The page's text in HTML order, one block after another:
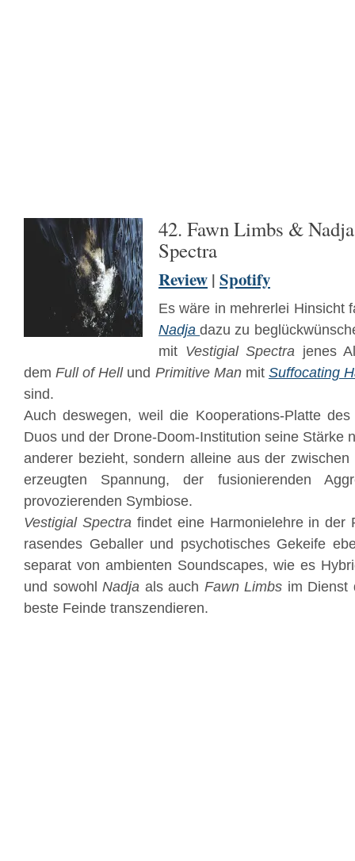
42. Fawn Limbs &
Spectra
Review | Spotify
Es wäre in mehrerlei Hinsicht
Nadja dazu zu
mit Vestigial Spectra jenes
demFull of Hellund Primitive Manmit Suffocating
sind.
Auch deswegen, weil die Kooperations-Platte
Duos und der Drone-Doom-Institution seine Stärke
anderer bezieht, sondern alleine aus der
erzeugten Spannung, der fusionierenden
provozierenden Symbiose.
Vestigial Spectrafindet eine Harmonielehre in der
rasendes Geballer und psychotisches Gekeife
separat von ambienten Soundscapes, wie es
und sowohl Nadja als auch Fawn Limbs im Dienst
beste Feinde transzendieren.